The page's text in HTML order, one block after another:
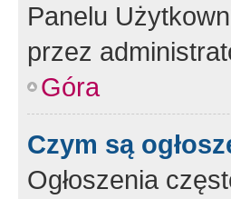
Panelu
przez
Góra
Czym są
Ogłoszenia